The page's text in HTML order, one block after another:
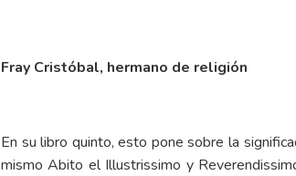
Fray Cristóbal, hermano de religión
En su libro quinto, esto pone sobre la
mismo Abito el Illustrissimo y